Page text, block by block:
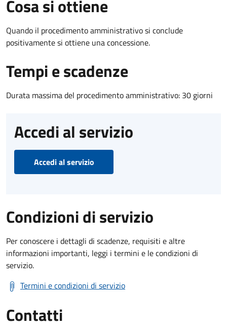
Cosa si ottiene
Quando il procedimento amministrativo si conclude
positivamente si ottiene una concessione.
Tempi e scadenze
Durata massima del procedimento amministrativo: 30 giorni
Accedi al servizio
Accedi al servizio
Condizioni di servizio
Per conoscere i dettagli di scadenze, requisiti e altre
informazioni importanti, leggi i termini e le condizioni di
servizio.
Termini e condizioni di servizio
Contatti